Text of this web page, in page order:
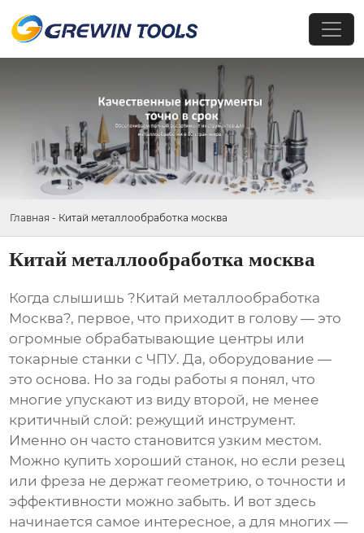
Главная - Китай металлообработка москва
Китай металлообработка москва
Когда слышишь ?Китай металлообработка
Москва?, первое, что приходит в голову — это
огромные обрабатывающие центры или
токарные станки с ЧПУ. Да, оборудование —
это основа. Но за годы работы я понял, что
многие упускают из виду второй, не менее
критичный слой: режущий инструмент.
Именно он часто становится узким местом.
Можно купить хороший станок, но если резец
или фреза не держат геометрию, о точности и
эффективности можно забыть. И вот здесь
начинается самое интересное, а для многих —